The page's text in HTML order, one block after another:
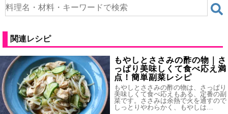
関連レシピ
もやしとささみの酢の物｜さ
っぱり美味しくて食べ応え満
点！簡単副菜レシピ
もやしとささみの酢の物は、さっぱり
美味しくて食べ応えもある、定番の副
菜です。ささみは余熱で火を通すので
しっとりやわらかく、もやしは…